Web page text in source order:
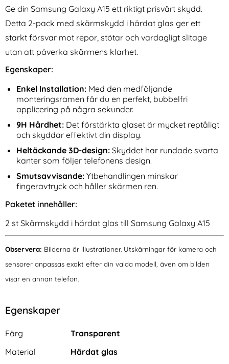
GLAS.tR "Ez Fit" (Privacy)
3-Pack Samsung A54
Svart
Art. nr 238844
rea pris
111 krtidigare pris
111 kr
Tillgänglighet:
I lager
Köp
Samsung A54 Linsskydd I Härdat Glas - Svart
Svart
Art. nr 245541
rea pris
111 krtidigare pris
111 kr
Tillgänglighet:
2-Pack Samsung A17
Ge din Samsung Galaxy A15 ett riktigt prisvärt skydd.
Detta 2-pack med skärmskydd i härdat glas ger ett
starkt försvar mot repor, stötar och vardagligt slitage
utan att påverka skärmens klarhet.
Egenskaper:
Enkel Installation: Med den medföljande
monteringsramen får du en perfekt, bubbelfri
applicering på några sekunder.
9H Hårdhet: Det förstärkta glaset är mycket reptåligt
och skyddar effektivt din display.
Heltäckande 3D-design: Skyddet har rundade svarta
kanter som följer telefonens design.
Smutsavvisande: Ytbehandlingen minskar
fingeravtryck och håller skärmen ren.
Paketet innehåller:
2 st Skärmskydd i härdat glas till Samsung Galaxy A15
Observera: Bilderna är illustrationer. Utskärningar för kamera och
sensorer anpassas exakt efter din valda modell, även om bilden
visar en annan telefon.
Egenskaper
Egenskaper/attribut för denna produkt
Attribut
Färg
Transparent
Material
Härdat glas